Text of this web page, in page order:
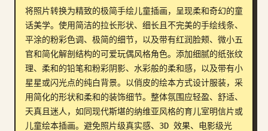
下载
博客
更新
将照片转换为精致的极简手绘儿童插画，呈现柔和奇幻的童
话美学。使用简洁的拉长形状、细长且不完美的手绘线条、
平涂的粉彩色调、极简的细节，以及带有红润脸颊、微小五
官和简化解剖结构的可爱玩偶风格角色。添加细腻的纸张纹
理、柔和的铅笔和粉彩阴影、水彩般的柔和感，以及带有小
星星或闪光点的纯白背景。以俏皮的绘本方式设计服装，采
用简化的形状和柔和的装饰细节。整体氛围应轻盈、舒适、
天真且迷人，如同现代斯堪的纳维亚风格的育儿室明信片或
儿童绘本插画。避免照片级真实感、3D 效果、电影级光